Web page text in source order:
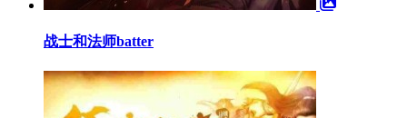
战士和法师batter